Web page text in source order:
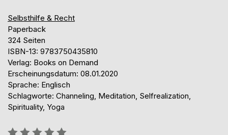
Selbsthilfe & Recht
Paperback
324 Seiten
ISBN-13: 9783750435810
Verlag: Books on Demand
Erscheinungsdatum: 08.01.2020
Sprache: Englisch
Schlagworte: Channeling, Meditation, Selfrealization,
Spirituality, Yoga
Bewertung::